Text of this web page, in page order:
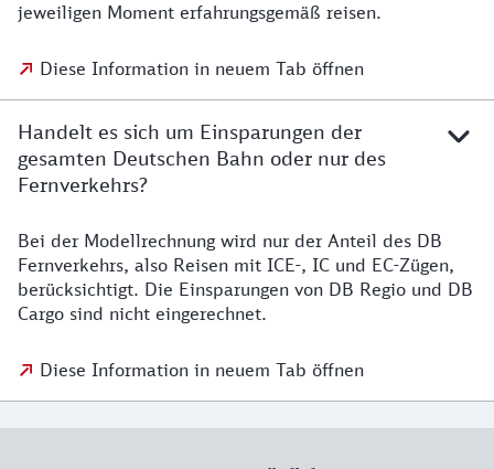
jeweiligen Moment erfahrungsgemäß reisen.
Diese Information in neuem Tab öffnen
Handelt es sich um Einsparungen der
gesamten Deutschen Bahn oder nur des
Fernverkehrs?
Bei der Modellrechnung wird nur der Anteil des DB
Fernverkehrs, also Reisen mit ICE-, IC und EC-Zügen,
berücksichtigt. Die Einsparungen von DB Regio und DB
Cargo sind nicht eingerechnet.
Diese Information in neuem Tab öffnen